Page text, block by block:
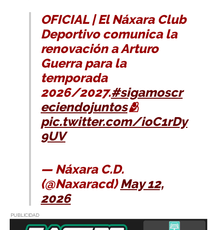
OFICIAL | El Náxara Club
Deportivo comunica la
renovación a Arturo
Guerra para la
temporada
2026/2027.#sigamoscr
eciendojuntos🫂
pic.twitter.com/ioC1rDy
9UV
— Náxara C.D.
(@Naxaracd)May 12,
2026
PUBLICIDAD